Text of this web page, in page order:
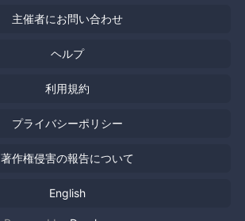
主催者にお問い合わせ
ヘルプ
利用規約
プライバシーポリシー
著作権侵害の報告について
English